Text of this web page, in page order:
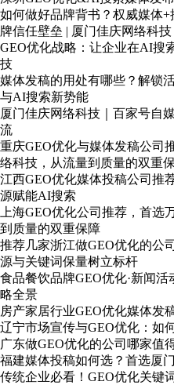
如何做好品牌背书？权威媒体
牌信任壁垒 | 厦门佳庆网络科技
GEO优化战略：让企业在AI搜
技
媒体发稿的用处有哪些？解锁
与AI搜索新势能
厦门佳庆网络科技｜百家号自
流
重庆GEO优化与媒体发稿公司
络科技，从流量到质量的双重
江西GEO优化媒体投稿公司推
源赋能AI搜索
上海GEO优化公司推荐，首
到质量的双重保障
推荐几家浙江做GEO优化的公
源与关键词保量树立标杆
食品餐饮品牌GEO优化·新闻
略全景
房产家居行业GEO优化媒体发
辽宁市场宣传与GEO优化：如
广东做GEO优化的公司哪家值
福建媒体投稿如何选？首选厦
传统企业必看！GEO优化关键